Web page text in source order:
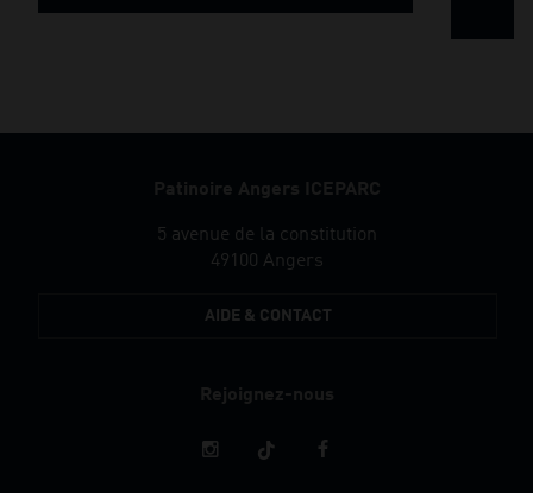
Patinoire Angers ICEPARC
5 avenue de la constitution
49100 Angers
AIDE & CONTACT
Rejoignez-nous